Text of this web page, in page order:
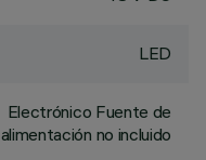
LED
Electrónico Fuente de
alimentación no incluido